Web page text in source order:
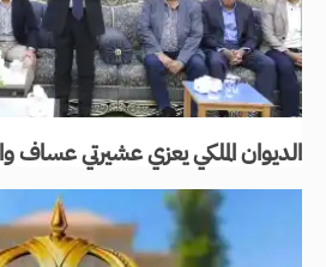
الديوان الملكي يعزي عشيرتي عساف